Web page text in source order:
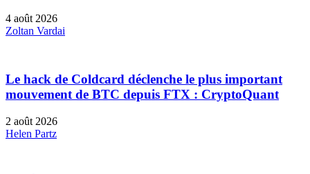
4 août 2026
Zoltan Vardai
Le hack de Coldcard déclenche le plus important
mouvement de BTC depuis FTX : CryptoQuant
2 août 2026
Helen Partz